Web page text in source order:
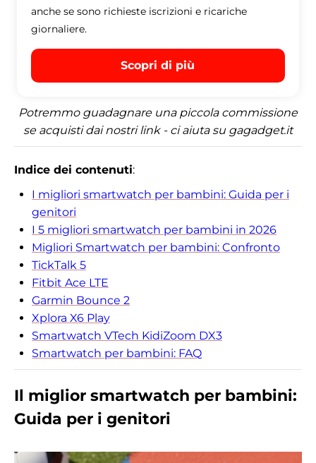
anche se sono richieste iscrizioni e ricariche
giornaliere.
Scopri di più
Potremmo guadagnare una piccola commissione
se acquisti dai nostri link - ci aiuta su gagadget.it
Indice dei contenuti:
I migliori smartwatch per bambini: Guida per i
genitori
I 5 migliori smartwatch per bambini in 2026
Migliori Smartwatch per bambini: Confronto
TickTalk 5
Fitbit Ace LTE
Garmin Bounce 2
Xplora X6 Play
Smartwatch VTech KidiZoom DX3
Smartwatch per bambini: FAQ
Il miglior smartwatch per bambini:
Guida per i genitori